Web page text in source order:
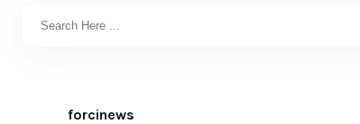
forcinews